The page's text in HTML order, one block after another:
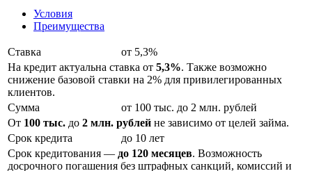
Условия
Преимущества
Ставка
от 5,3%
На кредит актуальна ставка от 5,3%. Также возможно
снижение базовой ставки на 2% для привилегированных
клиентов.
Сумма
от 100 тыс. до 2 млн. рублей
От 100 тыс. до 2 млн. рублей не зависимо от целей займа.
Срок кредита
до 10 лет
Срок кредитования — до 120 месяцев. Возможность
досрочного погашения без штрафных санкций, комиссий и